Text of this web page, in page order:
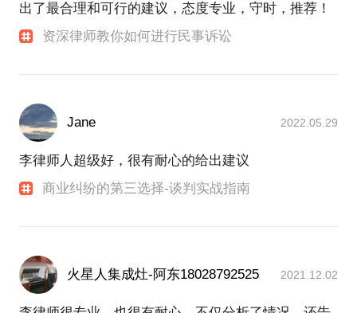
出了最合理和可行的建议，态度专业，守时，推荐！
资深律师教你如何进行民事诉讼
Jane 2022.05.29
李律师人超级好，很有耐心的给出建议
商业纠纷的第三选择-谈判实战指南
火星人集成灶-阿东18028792525 2021.12.02